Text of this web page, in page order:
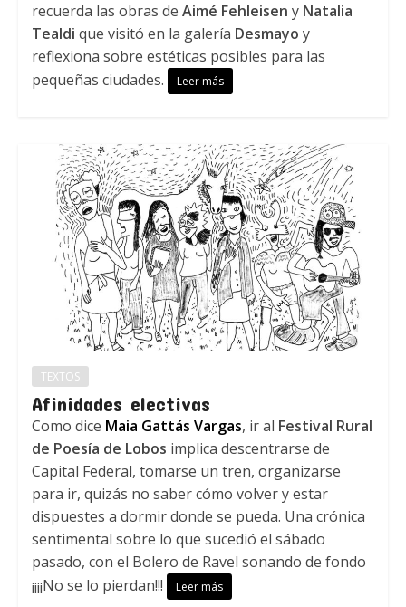
recuerda las obras de Aimé Fehleisen y Natalia
Tealdi que visitó en la galería Desmayo y
reflexiona sobre estéticas posibles para las
pequeñas ciudades.
Leer más
TEXTOS
Afinidades electivas
Como dice Maia Gattás Vargas, ir al Festival Rural
de Poesía de Lobos implica descentrarse de
Capital Federal, tomarse un tren, organizarse
para ir, quizás no saber cómo volver y estar
dispuestes a dormir donde se pueda. Una crónica
sentimental sobre lo que sucedió el sábado
pasado, con el Bolero de Ravel sonando de fondo
¡¡¡¡No se lo pierdan!!!
Leer más